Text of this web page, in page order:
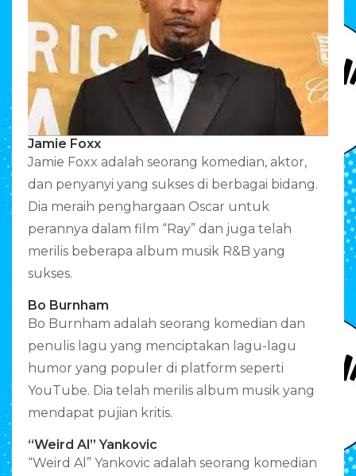
Jamie Foxx
Jamie Foxx adalah seorang komedian, aktor,
dan penyanyi yang sukses di berbagai bidang.
Dia meraih penghargaan Oscar untuk
perannya dalam film “Ray” dan juga telah
merilis beberapa album musik R&B yang
sukses.
Bo Burnham
Bo Burnham adalah seorang komedian dan
penulis lagu yang menciptakan lagu-lagu
humor yang populer di platform seperti
YouTube. Dia telah merilis album musik yang
mendapat pujian kritis.
“Weird Al” Yankovic
“Weird Al” Yankovic adalah seorang komedian